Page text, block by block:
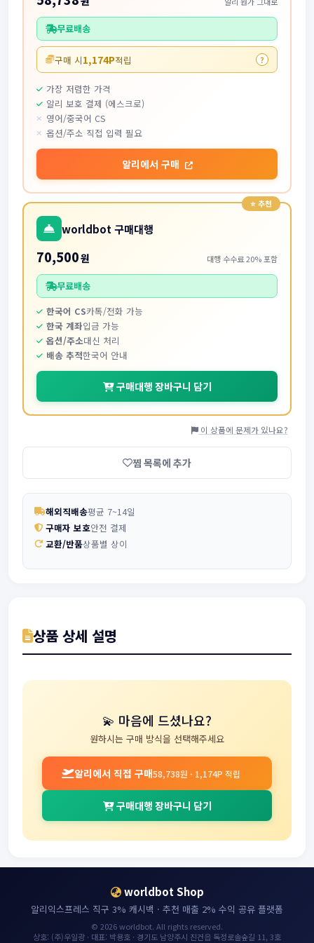
무료배송
구매 시1,174P적립 ?
가장 저렴한 가격
알리 보호 결제 (에스크로)
영어/중국어 CS
옵션/주소 직접 입력 필요
알리에서 구매
worldbot 구매대행
70,500원 대행 수수료 20% 포함
무료배송
한국어 CS카톡/전화 가능
한국 계좌입금 가능
옵션/주소대신 처리
배송 추적한국어 안내
구매대행 장바구니 담기
이 상품에 문제가 있나요?
찜 목록에 추가
해외직배송평균 7~14일
구매자 보호안전 결제
교환/반품상품별 상이
상품 상세 설명
💫 마음에 드셨나요?
원하시는 구매 방식을 선택해주세요
알리에서 직접 구매58,738원 · 1,174P 적립
구매대행 장바구니 담기
worldbot Shop
알리익스프레스 직구 3% 캐시백 · 추천 매출 2% 수익 공유 플랫폼
© 2026 worldbot. All rights reserved.
상호: (주)우일광 · 대표: 박용호 · 경기도 남양주시 진건읍 독정로솔숲길 11, 3호